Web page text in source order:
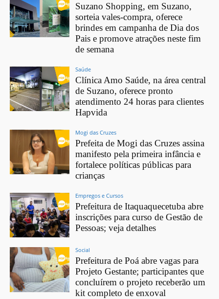
Suzano Shopping, em Suzano,
sorteia vales-compra, oferece
brindes em campanha de Dia dos
Pais e promove atrações neste fim
de semana
Saúde
Clínica Amo Saúde, na área central
de Suzano, oferece pronto
atendimento 24 horas para clientes
Hapvida
Mogi das Cruzes
Prefeita de Mogi das Cruzes assina
manifesto pela primeira infância e
fortalece políticas públicas para
crianças
Empregos e Cursos
Prefeitura de Itaquaquecetuba abre
inscrições para curso de Gestão de
Pessoas; veja detalhes
Social
Prefeitura de Poá abre vagas para
Projeto Gestante; participantes que
concluírem o projeto receberão um
kit completo de enxoval